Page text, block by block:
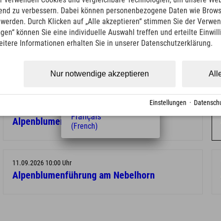
gefuehrte-wanderungen/
Alpenblumenführung am Nebelhorn
11.09.2026 10:00 Uhr
Alpenblumenführung am Nebelhorn
zu verbessern. Dabei können personenbezogene Daten wie
Durch Klicken auf „Alle akzeptieren“ stimmen Sie der
können Sie eine individuelle Auswahl treffen und erteilte
Informationen erhalten Sie in unserer Datenschutzerklärung.
Nur notwendige akzeptieren
Einstellungen ·
(English)
Italiano
(Italian)
Čeština
(Czech)
Magyar
Nederlands
Français
(French)